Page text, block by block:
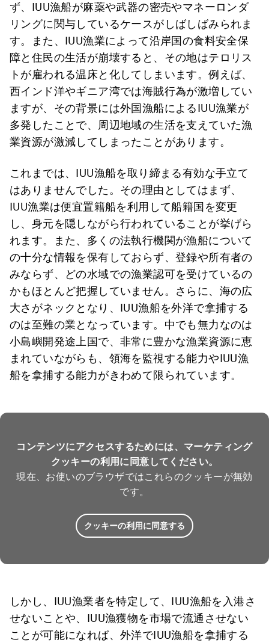
ず、IUU漁船が麻薬や武器の密売やマネーロンダ
リングに関与しているケースがしばしばみられま
す。また、IUU漁業によって沿岸国の食料安全保
障と住民の生活が崩壊すると、その地はテロリス
トが雇われる温床と化してしまいます。例えば、
西インド洋やギニア湾では海賊行為が激増してい
ますが、その背景には外国漁船によるIUU漁業が
多発したことで、周辺地域の生活を支えていた漁
業資源が激減してしまったことがあります。
これまでは、IUU漁船を取り締まる有効な手立て
はありませんでした。その理由としてはまず、
IUU漁業は便宜置籍船を利用して船籍国を変更
し、身元を隠しながら行われていることが挙げら
れます。また、多くの法執行機関が漁船について
の十分な情報を保有しておらず、登録や所有者の
みならず、どの水域での漁業認可を受けているの
かもほとんど把握していません。さらに、海の広
大さがネックとなり、IUU漁船を外洋で拿捕する
のは至難の業となっています。中でも無力なのは
小島嶼開発途上国で、非常に豊かな漁業資源に恵
まれていながらも、領海を監視する能力やIUU漁
船を拿捕する能力がきわめて限られています。
コンテンツにアクセスするためには、マーケティング
クッキーの利用に同意してください。
現在、お使いのブラウザではこれらのクッキーが無効
です。
クッキーの利用に同意する
しかし、IUU漁業者を特定して、IUU漁船を入港さ
せないことや、IUU漁獲物を市場で流通させない
ことが可能になれば、外洋でIUU漁船を拿捕する